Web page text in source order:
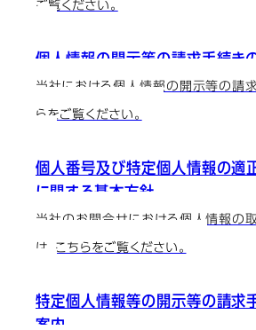
ご覧ください。
個人情報の開示等の請求手続き
当社における個人情報の開示等の請
らをご覧ください。
個人番号及び特定個人情報の適
に関する基本方針
当社のお問合せにおける個人情報の
は、こちらをご覧ください。
特定個人情報等の開示等の請求